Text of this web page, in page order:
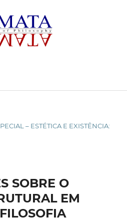
– ESTÉTICA E EXISTÊNCIA:
SOBRE O
EM